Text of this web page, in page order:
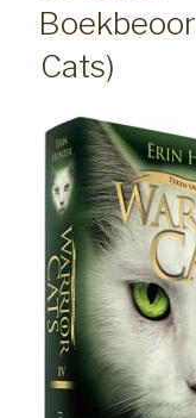
Cats)